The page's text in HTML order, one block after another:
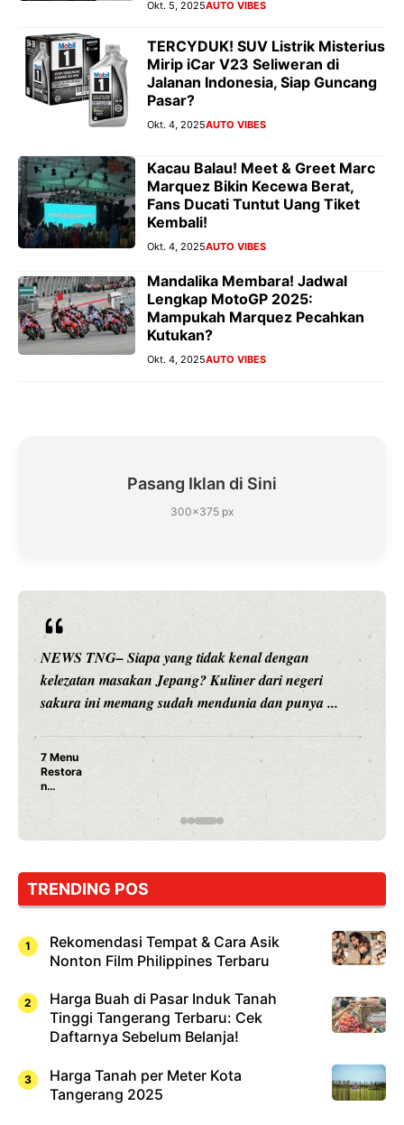
Okt. 5, 2025AUTO VIBES
TERCYDUK! SUV Listrik Misterius
Mirip iCar V23 Seliweran di
Jalanan Indonesia, Siap Guncang
Pasar?
Okt. 4, 2025AUTO VIBES
Kacau Balau! Meet & Greet Marc
Marquez Bikin Kecewa Berat,
Fans Ducati Tuntut Uang Tiket
Kembali!
Okt. 4, 2025AUTO VIBES
Mandalika Membara! Jadwal
Lengkap MotoGP 2025:
Mampukah Marquez Pecahkan
Kutukan?
Okt. 4, 2025AUTO VIBES
Pasang Iklan di Sini
300×375 px
NEWS TNG– Siapa sangka, dua nama besar di dunia
hiburan, Nunung Srimulat dan Vicky Prasetyo, kini
merambah dunia kuliner dengan ...
Nunung Srimulat & Vicky Prasetyo Buka Restoran
Rahasia Mami Bikin Nagih!
TRENDING POS
Rekomendasi Tempat & Cara Asik
Nonton Film Philippines Terbaru
Harga Buah di Pasar Induk Tanah
Tinggi Tangerang Terbaru: Cek
Daftarnya Sebelum Belanja!
Harga Tanah per Meter Kota
Tangerang 2025